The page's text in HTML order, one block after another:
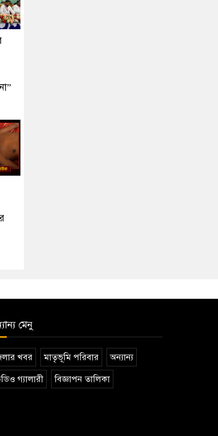
মেনু
খবর মাতৃভূমি পরিবার অন্যান্য
গ্যালারী বিজ্ঞাপন তালিকা